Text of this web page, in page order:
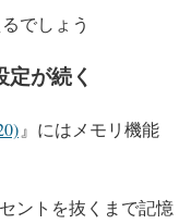
でしょう
が続く
』にはメモリ機能
ントを抜くまで記憶